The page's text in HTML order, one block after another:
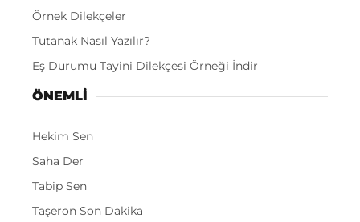
Örnek Dilekçeler
Tutanak Nasıl Yazılır?
Eş Durumu Tayini Dilekçesi Örneği İndir
ÖNEMLI
Hekim Sen
Saha Der
Tabip Sen
Taşeron Son Dakika